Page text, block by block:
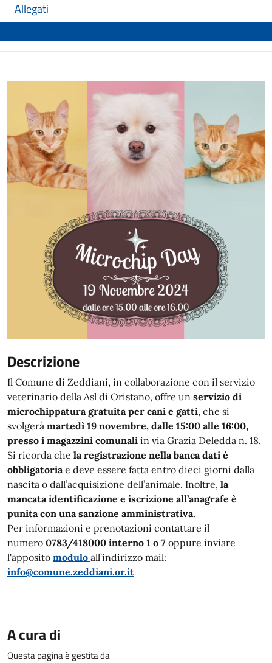
Allegati
Descrizione
Il Comune di Zeddiani, in collaborazione con il servizio
veterinario della Asl di Oristano, offre un servizio di
microchippatura gratuita per cani e gatti, che si
svolgerà martedì 19 novembre, dalle 15:00 alle 16:00,
presso i magazzini comunali in via Grazia Deledda n. 18.
Si ricorda che la registrazione nella banca dati è
obbligatoriae deve essere fatta entro dieci giorni dalla
nascita o dall’acquisizione dell’animale. Inoltre, la
mancata identificazione e iscrizione all’anagrafe è
punita con una sanzione amministrativa.
Per informazioni e prenotazioni contattare il
numero 0783/418000 interno 1 o 7 oppure inviare
l'apposito modulo all’indirizzo mail:
info@comune.zeddiani.or.it
A cura di
Questa pagina è gestita da